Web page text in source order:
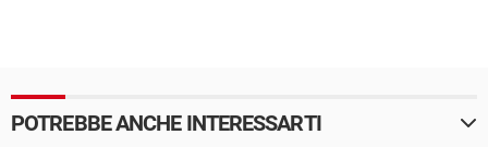
POTREBBE ANCHE INTERESSARTI